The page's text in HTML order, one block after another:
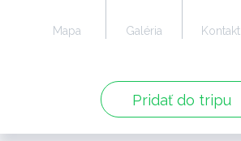
Pridať do tripu
Mapa Galéria Kontakt